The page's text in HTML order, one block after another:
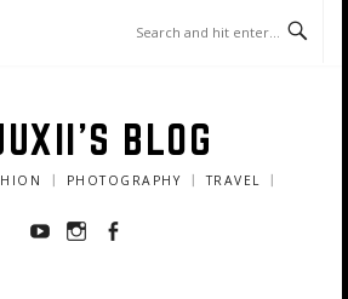
BLOG
｜ PHOTOGRAPHY ｜ TRAVEL ｜
YoutubeInstagram